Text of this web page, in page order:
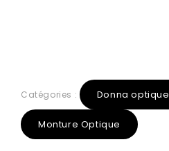
Catégories : Donna optique
Monture Optique